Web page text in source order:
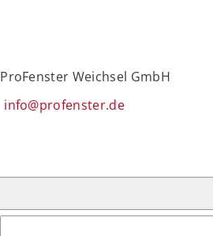
ProFenster Weichsel GmbH
info@profenster.de